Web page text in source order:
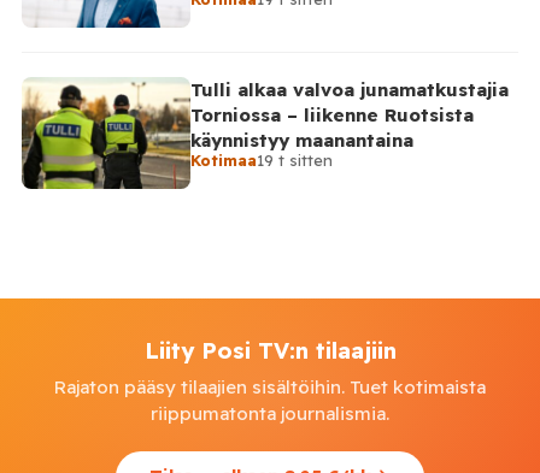
Tulli alkaa valvoa junamatkustajia
Torniossa – liikenne Ruotsista
käynnistyy maanantaina
Kotimaa19 t sitten
Liity Posi TV:n tilaajiin
Rajaton pääsy tilaajien sisältöihin. Tuet kotimaista
riippumatonta journalismia.